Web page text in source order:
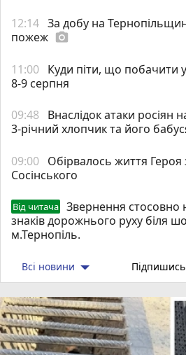
12:14 За добу на
пожеж photo_camera
11:00 Куди піти, що побачити
8-9 серпня
09:48
Внаслідок атаки росіян
3-річний хлопчик та його
09:00 Обірвалось життя
Сосінського
Від читача
Звернення стосовно
знаків дорожнього руху біля
м.Тернопіль.
Всі новини Підпишись